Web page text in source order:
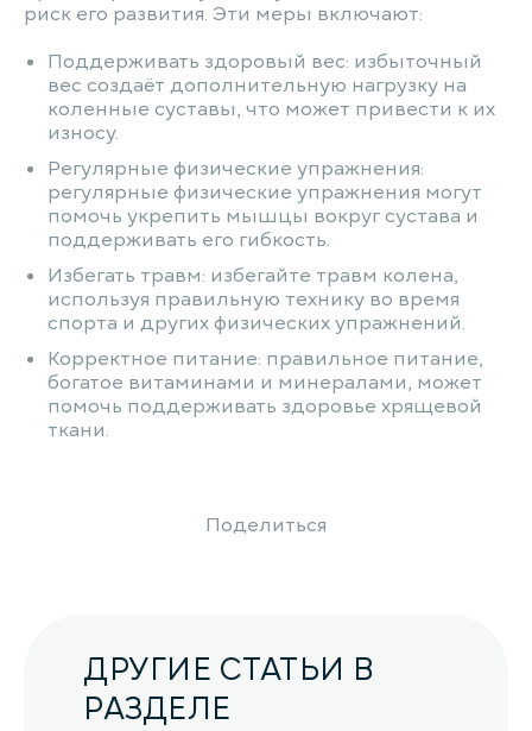
риск его развития. Эти меры включают:
Поддерживать здоровый вес: избыточный
вес создаёт дополнительную нагрузку на
коленные суставы, что может привести к их
износу.
Регулярные физические упражнения:
регулярные физические упражнения могут
помочь укрепить мышцы вокруг сустава и
поддерживать его гибкость.
Избегать травм: избегайте травм колена,
используя правильную технику во время
спорта и других физических упражнений.
Корректное питание: правильное питание,
богатое витаминами и минералами, может
помочь поддерживать здоровье хрящевой
ткани.
Поделиться
ДРУГИЕ СТАТЬИ В
РАЗДЕЛЕ